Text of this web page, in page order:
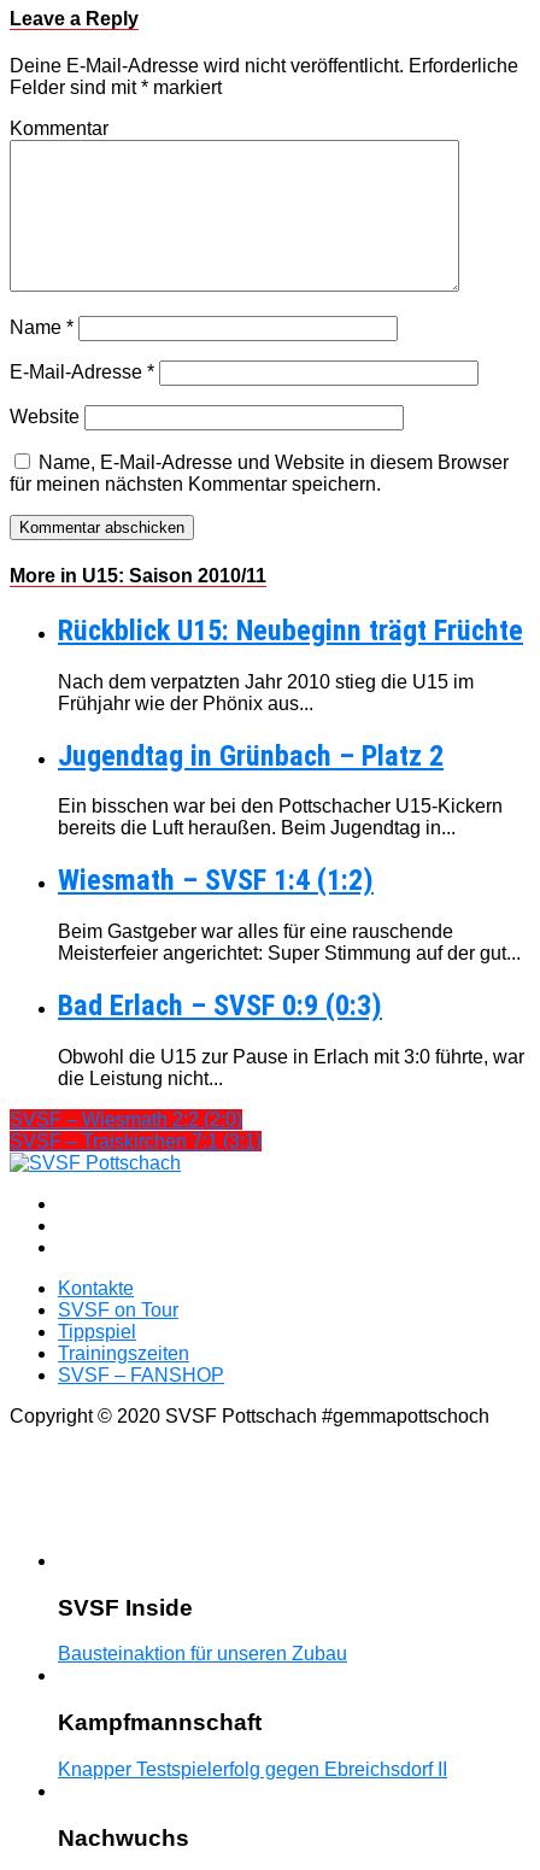
Leave a Reply
Deine E-Mail-Adresse wird nicht veröffentlicht. Erforderliche
Felder sind mit* markiert
Kommentar
Name *
E-Mail-Adresse *
Website
Name, E-Mail-Adresse und Website in diesem Browser
für meinen nächsten Kommentar speichern.
More in U15: Saison 2010/11
Rückblick U15: Neubeginn trägt Früchte
Nach dem verpatzten Jahr 2010 stieg die U15 im
Frühjahr wie der Phönix aus...
Jugendtag in Grünbach – Platz 2
Ein bisschen war bei den Pottschacher U15-Kickern
bereits die Luft heraußen. Beim Jugendtag in...
Wiesmath – SVSF 1:4 (1:2)
Beim Gastgeber war alles für eine rauschende
Meisterfeier angerichtet: Super Stimmung auf der gut...
Bad Erlach – SVSF 0:9 (0:3)
Obwohl die U15 zur Pause in Erlach mit 3:0 führte, war
die Leistung nicht...
SVSF – Wiesmath 2:2 (2:0)
SVSF – Traiskirchen 7:1 (3:1)
Kontakte
SVSF on Tour
Tippspiel
Trainingszeiten
SVSF – FANSHOP
Copyright © 2020 SVSF Pottschach #gemmapottschoch
SVSF Inside
Bausteinaktion für unseren Zubau
Kampfmannschaft
Knapper Testspielerfolg gegen Ebreichsdorf II
Nachwuchs